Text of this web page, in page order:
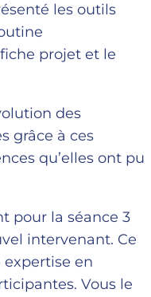
les outils
projet et le
des
grâce à ces
qu’elles ont pu
pour la séance 3
intervenant. Ce
expertise en
Vous le